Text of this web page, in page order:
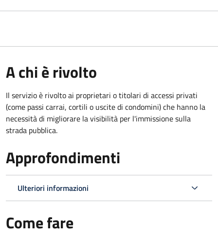
A chi è rivolto
Il servizio è rivolto ai proprietari o titolari di accessi privati
(come passi carrai, cortili o uscite di condomini) che hanno la
necessità di migliorare la visibilità per l'immissione sulla
strada pubblica.
Approfondimenti
Ulteriori informazioni
Come fare